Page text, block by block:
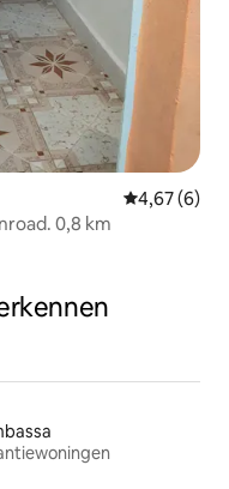
Gemiddelde
4,67 (6)
0,8 km